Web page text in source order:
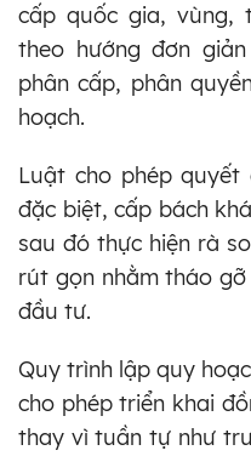
cấp quốc gia, vùng,
theo hướng đơn
phân cấp, phân
hoạch.
Luật cho phép
đặc biệt, cấp bách
sau đó thực hiện rà
rút gọn nhằm tháo
đầu tư.
Quy trình lập quy
cho phép triển khai
thay vì tuần tự như